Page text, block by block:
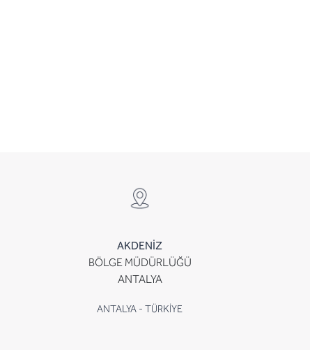
AKDENİZ
BÖLGE MÜDÜRLÜĞÜ
ANTALYA
ANTALYA - TÜRKİYE